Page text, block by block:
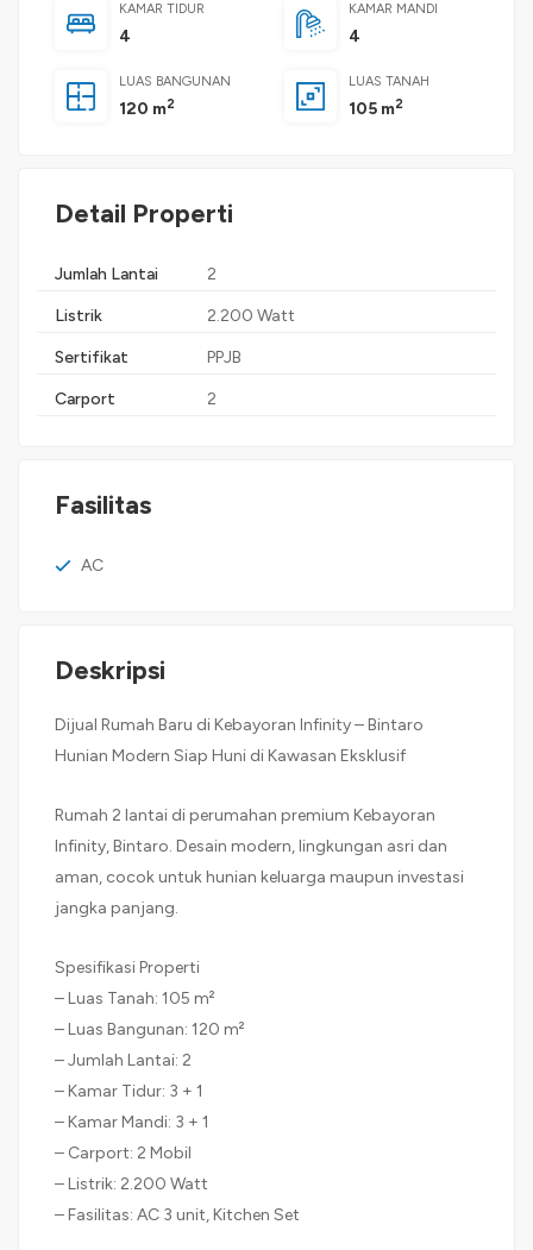
KAMAR TIDUR
4
KAMAR MANDI
4
LUAS BANGUNAN
120 m2
LUAS TANAH
105 m2
Detail Properti
Jumlah Lantai 2
Listrik 2.200 Watt
Sertifikat PPJB
Carport 2
Fasilitas
AC
Deskripsi
Dijual Rumah Baru di Kebayoran Infinity – Bintaro
Hunian Modern Siap Huni di Kawasan Eksklusif
Rumah 2 lantai di perumahan premium Kebayoran
Infinity, Bintaro. Desain modern, lingkungan asri dan
aman, cocok untuk hunian keluarga maupun investasi
jangka panjang.
Spesifikasi Properti
– Luas Tanah: 105 m²
– Luas Bangunan: 120 m²
– Jumlah Lantai: 2
– Kamar Tidur: 3 + 1
– Kamar Mandi: 3 + 1
– Carport: 2 Mobil
– Listrik: 2.200 Watt
– Fasilitas: AC 3 unit, Kitchen Set